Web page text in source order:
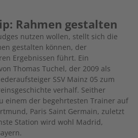
Rahmen gestalten
nutzen wollen, stellt sich die
gestalten können, der
Ergebnissen führt. Ein
Thomas Tuchel, der 2009 als
SSV Mainz 05 zum
verhalf. Seither
einem der begehrtesten Trainer auf
Paris Saint Germain, zuletzt
Station wird wohl Madrid,